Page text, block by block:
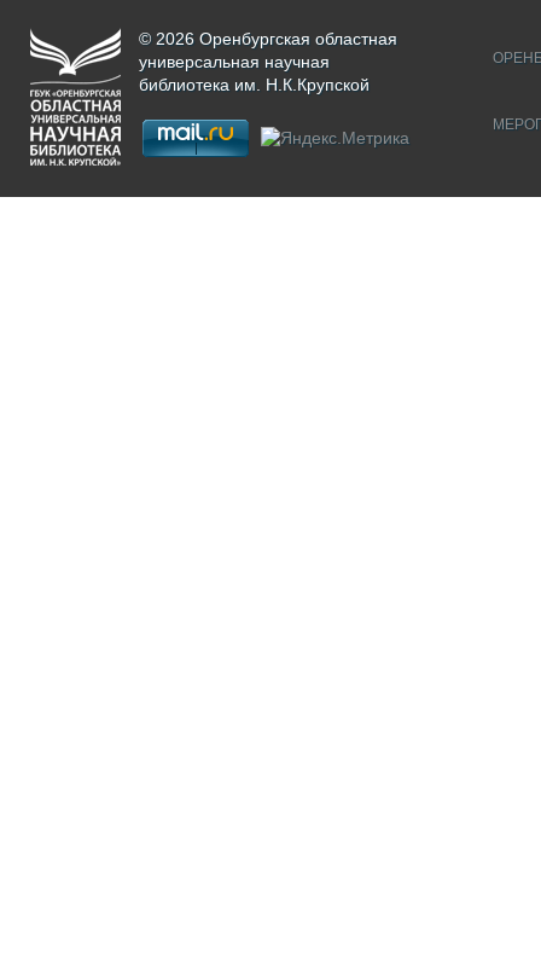
© 2026 Оренбургская областная
универсальная научная
библиотека им. Н.К.Крупской